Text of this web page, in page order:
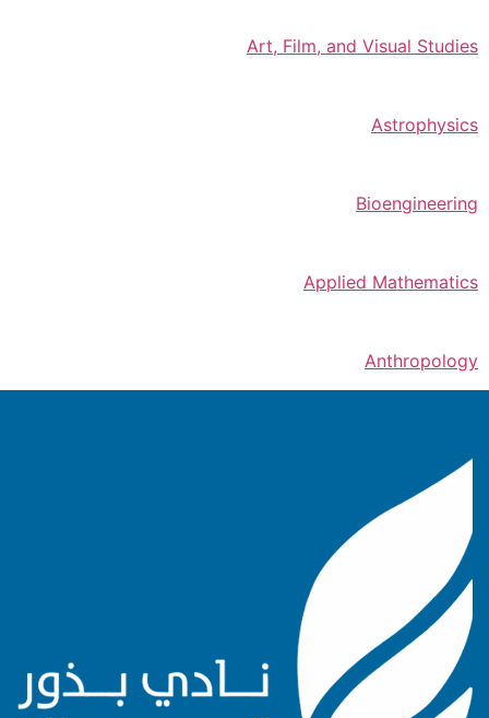
Art, Film, and Visual Studies
Astrophysics
Bioengineering
Applied Mathematics
Anthropology